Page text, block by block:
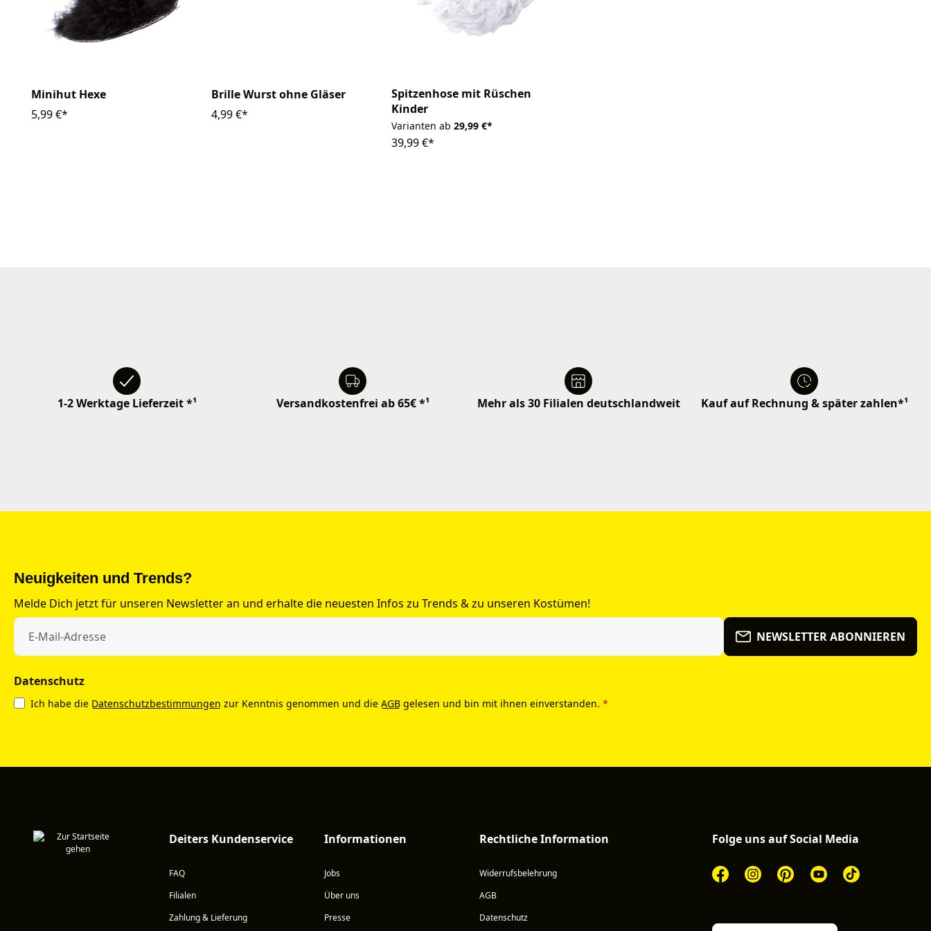
Minihut Hexe
5,99 €*
Brille Wurst ohne Gläser
4,99 €*
Spitzenhose mit Rüschen
Kinder
Varianten ab 29,99 €*
39,99 €*
1-2 Werktage Lieferzeit *¹ Versandkostenfrei ab 65€ *¹ Mehr als 30 Filialen deutschlandweit Kauf auf Rechnung & später zahlen*¹
Neuigkeiten und Trends?
Melde Dich jetzt für unseren Newsletter an und erhalte die neuesten Infos zu Trends & zu unseren Kostümen!
NEWSLETTER ABONNIEREN
Datenschutz
Ich habe die Datenschutzbestimmungen zur Kenntnis genommen und die AGB gelesen und bin mit ihnen einverstanden. *
Deiters Kundenservice
FAQ
Filialen
Zahlung & Lieferung
Informationen
Jobs
Über uns
Presse
Rechtliche Information
Widerrufsbelehrung
AGB
Datenschutz
Folge uns auf Social Media